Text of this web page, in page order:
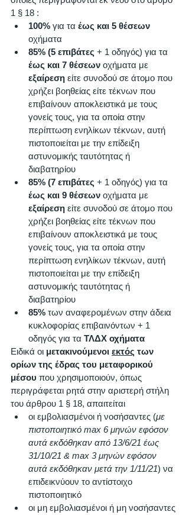
1 § 18 :
100% για τα έως και 5 θέσεων
οχήματα
85% (5 επιβάτες + 1 οδηγός) για τα
έως και 7 θέσεων οχήματα με
εξαίρεση είτε συνοδού σε άτομο που
χρήζει βοηθείας είτε τέκνων που
επιβαίνουν αποκλειστικά με τους
γονείς τους, για τα οποία στην
περίπτωση ενηλίκων τέκνων, αυτή
πιστοποιείται με την επίδειξη
αστυνομικής ταυτότητας ή
διαβατηρίου
85% (7 επιβάτες + 1 οδηγός) για τα
έως και 9 θέσεων οχήματα με
εξαίρεση είτε συνοδού σε άτομο που
χρήζει βοηθείας είτε τέκνων που
επιβαίνουν αποκλειστικά με τους
γονείς τους, για τα οποία στην
περίπτωση ενηλίκων τέκνων, αυτή
πιστοποιείται με την επίδειξη
αστυνομικής ταυτότητας ή
διαβατηρίου
85% των αναφερομένων στην άδεια
κυκλοφορίας επιβαινόντων + 1
οδηγός για τα ΤΛΔΧ οχήματα
Ειδικά οι μετακινούμενοι εκτός των
ορίων της έδρας του μεταφορικού
μέσου που χρησιμοποιούν, όπως
περιγράφεται ρητά στην αριστερή στήλη
του άρθρου 1 § 18, απαιτείται
οι εμβολιασμένοι ή νοσήσαντες (με
πιστοποιητικό max 6 μηνών εφόσον
αυτά εκδόθηκαν από 13/6/21 έως
31/10/21 & max 3 μηνών εφόσον
αυτά εκδόθηκαν μετά την 1/11/21) να
επιδεικνύουν το αντίστοιχο
πιστοποιητικό
οι μη εμβολιασμένοι ή μη νοσήσαντες